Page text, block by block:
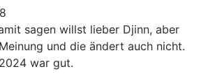
sagen willst lieber Djinn, aber
und die ändert auch nicht.
war gut.